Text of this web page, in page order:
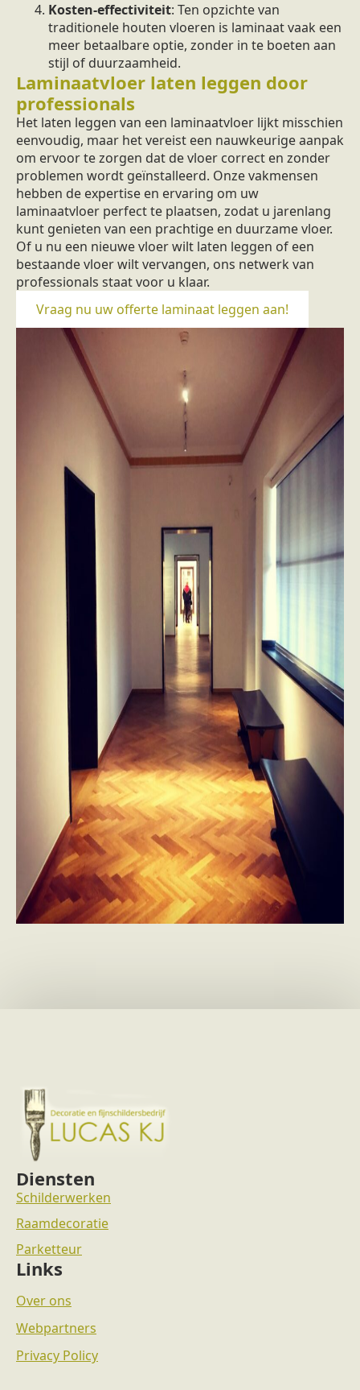
Kosten-effectiviteit: Ten opzichte van
traditionele houten vloeren is laminaat vaak een
meer betaalbare optie, zonder in te boeten aan
stijl of duurzaamheid.
Laminaatvloer laten leggen door
professionals
Het laten leggen van een laminaatvloer lijkt misschien
eenvoudig, maar het vereist een nauwkeurige aanpak
om ervoor te zorgen dat de vloer correct en zonder
problemen wordt geïnstalleerd. Onze vakmensen
hebben de expertise en ervaring om uw
laminaatvloer perfect te plaatsen, zodat u jarenlang
kunt genieten van een prachtige en duurzame vloer.
Of u nu een nieuwe vloer wilt laten leggen of een
bestaande vloer wilt vervangen, ons netwerk van
professionals staat voor u klaar.
Vraag nu uw offerte laminaat leggen aan!
Diensten
Schilderwerken
Raamdecoratie
Parketteur
Links
Over ons
Webpartners
Privacy Policy